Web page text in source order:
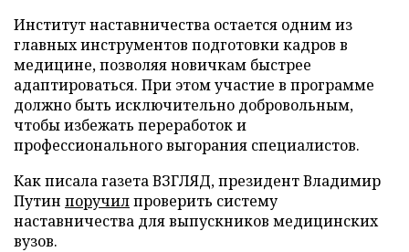
Институт наставничества остается одним из
главных инструментов подготовки кадров в
медицине, позволяя новичкам быстрее
адаптироваться. При этом участие в программе
должно быть исключительно добровольным,
чтобы избежать переработок и
профессионального выгорания специалистов.
Как писала газета ВЗГЛЯД, президент Владимир
Путин поручилпроверить систему
наставничества для выпускников медицинских
вузов.